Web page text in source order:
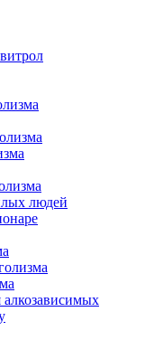
людей